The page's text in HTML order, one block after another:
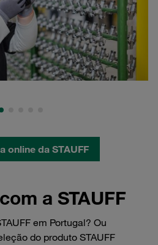
online da STAUFF
a STAUFF
em Portugal? Ou
do produto STAUFF